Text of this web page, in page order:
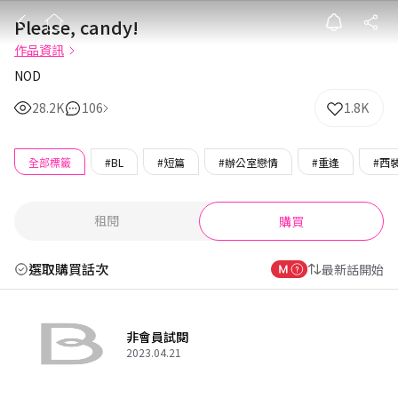
Please, candy!
Please, candy!
作品資訊
NOD
28.2K
106 1.8K
全部標籤 #BL #短篇 #辦公室戀情 #重逢 #西
租閱 購買
選取購買話次 最新話開始
非會員試閱
2023.04.21